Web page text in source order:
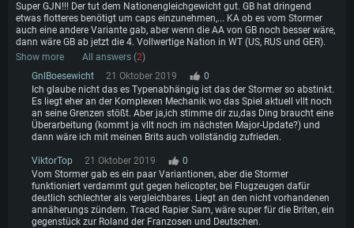
Super GJN!!! Der tut dem Nationengleichgewicht gut. GB hat dringend
etwas flotteres benötigt um caps einzunehmen,... KA ob es vom Stormer
auch eine andere Variante gab, aber wenn die AA von GB noch besser wäre,
dann wäre GB ab jetzt die 4. Vollwertige Nation in WT (US, RUS und GER).
Show more
All answers (2)
GnlBoesewicht
21 Oktober 2019
0
Ich glaube nicht das es Typenabhängig ist das der Stormer so abstinkt.
Es liegt eher an der Komplexen Mechanik wo das Spiel aktuell vllt noch
an seine Grenzen stößt. Aber ja,ich stimme dir zu,das Ding braucht eine
Überarbeitung (kommt ja vllt noch im nächsten Major-Update?) und
dann wäre ich mit meinen Brits auch vollständig zufrieden.
ViktorTop 21 Oktober 2019
0
Vom Stormer gab es ein paar Variantionen, aber die Stormer
funktioniert verdammt gut gegen helicopter, bei Flugzeugen dafür
deutlich schlechter als vergleichbares. Liegt an den nicht vorhandenen
annäherungs zündern. Traced Rapier Sam, wäre super für die Briten, ein
gegenstück zur Roland der Franzosen und Deutschen.